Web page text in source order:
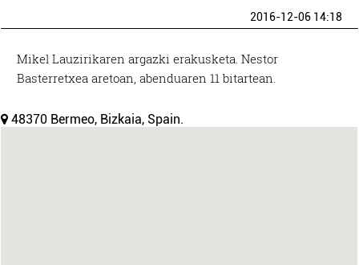
2016-12-06 14:18
Mikel Lauzirikaren argazki erakusketa. Nestor
Basterretxea aretoan, abenduaren 11 bitartean.
48370 Bermeo, Bizkaia, Spain.